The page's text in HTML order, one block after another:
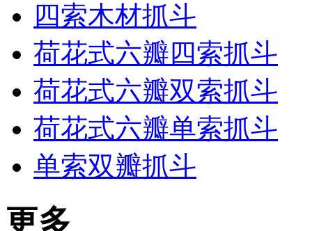
四索木材抓斗
荷花式六瓣四索抓斗
荷花式六瓣双索抓斗
荷花式六瓣单索抓斗
单索双瓣抓斗
更多